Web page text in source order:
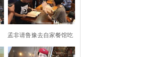
孟非请鲁豫去自家餐馆吃